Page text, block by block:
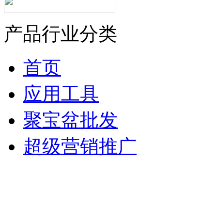
产品行业分类
首页
应用工具
聚宝盆批发
超级营销推广